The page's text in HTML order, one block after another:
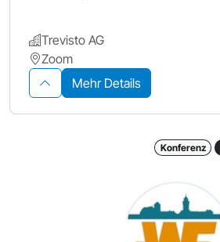
Trevisto AG
Zoom
Mehr Details
Konferenz